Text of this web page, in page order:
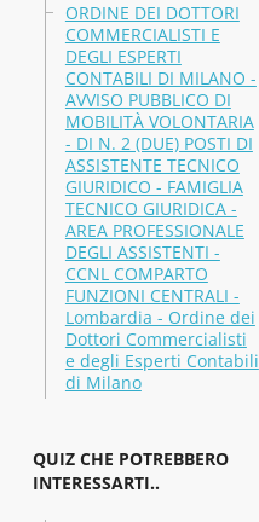
ORDINE DEI DOTTORI
COMMERCIALISTI E
DEGLI ESPERTI
CONTABILI DI MILANO -
AVVISO PUBBLICO DI
MOBILITÀ VOLONTARIA
- DI N. 2 (DUE) POSTI DI
ASSISTENTE TECNICO
GIURIDICO - FAMIGLIA
TECNICO GIURIDICA -
AREA PROFESSIONALE
DEGLI ASSISTENTI -
CCNL COMPARTO
FUNZIONI CENTRALI -
Lombardia - Ordine dei
Dottori Commercialisti
e degli Esperti Contabili
di Milano
QUIZ CHE POTREBBERO
INTERESSARTI..